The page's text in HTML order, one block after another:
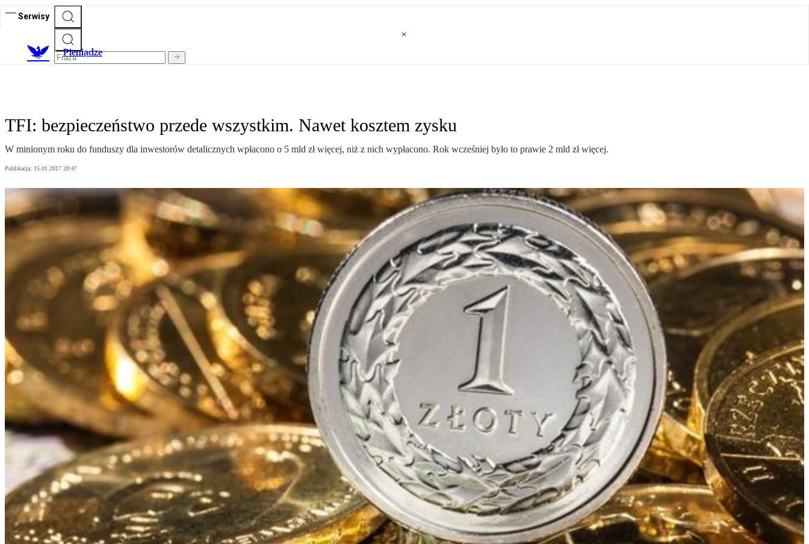
Serwisy
Pieniądze
TFI: bezpieczeństwo przede wszystkim. Nawet kosztem zysku
W minionym roku do funduszy dla inwestorów detalicznych wpłacono o 5 mld zł więcej, niż z nich wypłacono. Rok wcześniej było to prawie 2 mld zł więcej.
Publikacja: 15.01.2017 20:47